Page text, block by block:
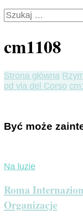
Szukaj:
cm1108
Strona główna
od via del Corso
Być może
Na luzie
Roma
Organizacje